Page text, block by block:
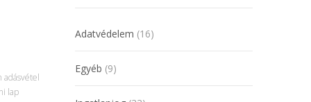
adásvétel
lap
Adatvédelem (16)
Egyéb (9)